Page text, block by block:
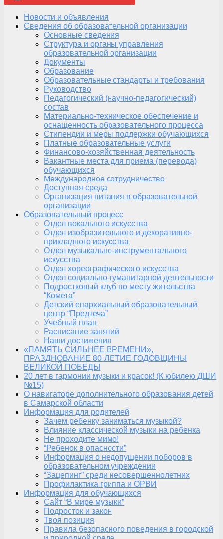
Новости и объявления
Сведения об образовательной организации
Основные сведения
Структура и органы управления
образовательной организации
Документы
Образование
Образовательные стандарты и требования
Руководство
Педагогический (научно-педагогический)
состав
Материально-техническое обеспечение и
оснащенность образовательного процесса
Стипендии и меры поддержки обучающихся
Платные образовательные услуги
Финансово-хозяйственная деятельность
Вакантные места для приема (перевода)
обучающихся
Международное сотрудничество
Доступная среда
Организация питания в образовательной
организации
Образовательный процесс
Отдел вокального искусства
Отдел изобразительного и декоративно-
прикладного искусства
Отдел музыкально-инструментального
искусства
Отдел хореографического искусства
Отдел социально-гуманитарной деятельности
Подростковый клуб по месту жительства
“Комета”
Детский епархиальный образовательный
центр “Предтеча”
Учебный план
Расписание занятий
Наши достижения
«ПАМЯТЬ СИЛЬНЕЕ ВРЕМЕНИ»,
ПРАЗДНОВАНИЕ 80-ЛЕТИЕ ГОДОВЩИНЫ
ВЕЛИКОЙ ПОБЕДЫ
20 лет в гармонии музыки и красок! (К юбилею ДШИ
№15)
О навигаторе дополнительного образования детей
в Самарской области
Информация для родителей
Зачем ребенку заниматься музыкой?
Влияние классической музыки на ребенка
Не проходите мимо!
“Ребенок в опасности”
Информация о недопущении поборов в
образовательном учреждении
“Зацепинг” среди несовершеннолетних
Профилактика гриппа и ОРВИ
Информация для обучающихся
Сайт “В мире музыки”
Подросток и закон
Твоя позиция
Правила безопасного поведения в городской